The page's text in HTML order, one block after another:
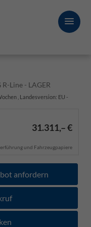
R-Line - LAGER
, Landesversion: EU -
31.311,– €
und Fahrzeugpapiere
anfordern